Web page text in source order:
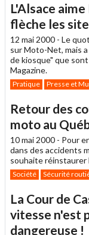
L'Alsace
flèche les
12 mai 2000 - Le
sur Moto-Net, mais
de kiosque" que
Magazine.
Pratique Presse et
Retour des
moto au
10 mai 2000 - Pour
dans des accidents
souhaite
Société Sécurité
La Cour de
vitesse n'est
dangereuse !